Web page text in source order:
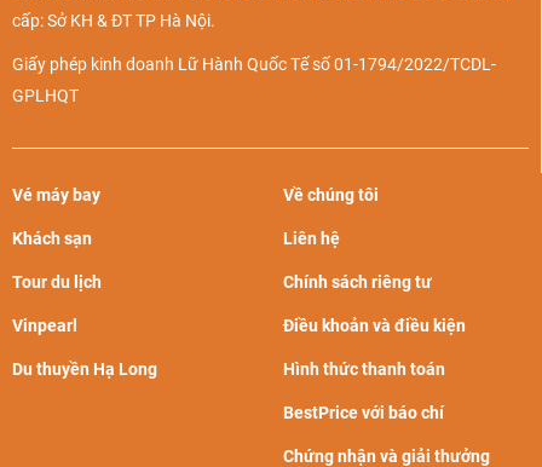
cấp: Sở KH & ĐT TP Hà Nội.
Giấy phép kinh doanh Lữ Hành Quốc Tế số 01-1794/2022/TCDL-
GPLHQT
Vé máy bay
Khách sạn
Tour du lịch
Vinpearl
Du thuyền Hạ Long
Về chúng tôi
Liên hệ
Chính sách riêng tư
Điều khoản và điều kiện
Hình thức thanh toán
BestPrice với báo chí
Chứng nhận và giải thưởng